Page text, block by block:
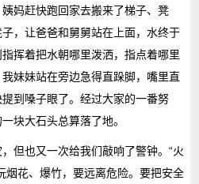
妈赶快跑回家去搬来了梯子、凳
，让爸爸和舅舅站在上面，水终于
挥着把水朝哪里泼洒，指点着哪里
妹妹站在旁边急得直跺脚，嘴里直
到嗓子眼了。经过大家的一番努
块大石头总算落了地。
但也又一次给我们敲响了警钟。“火
烟花、爆竹，要远离危险。要把安全